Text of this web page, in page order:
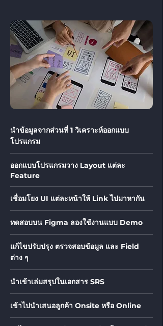
นำข้อมูลจากส่วนที่ 1 วิเคราะห์ออกแบบ
โปรแกรม
ออกแบบโปรแกรมวาง Layout แต่ละ
Feature
เชื่อมโยง UI แต่ละหน้าให้ Link ไปมาหากัน
ทดสอบบน Figma ลองใช้งานแบบ Demo
แก้ไขปรับปรุง ตรวจสอบข้อมูล และ Field
ต่าง ๆ
นำเข้าเล่มสรุปในเอกสาร SRS
เข้าไปนำเสนอลูกค้า Onsite หรือ Online